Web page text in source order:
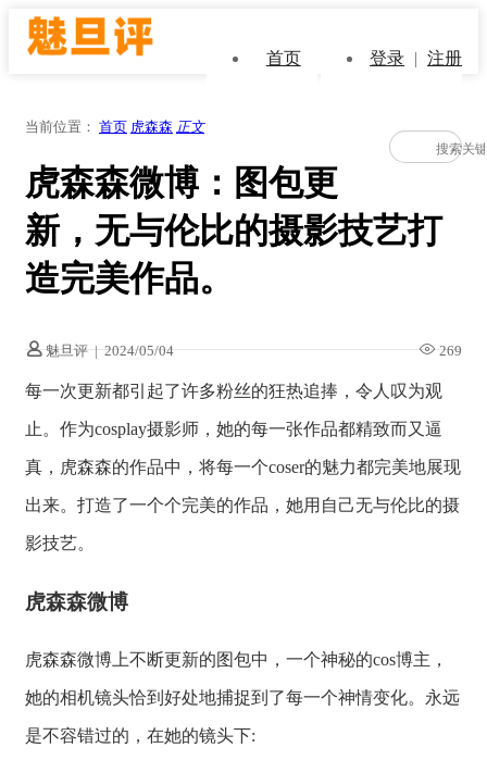
首页 登录 | 注册
当前位置： 首页 虎森森 正文
虎森森微博：图包更
新，无与伦比的摄影技艺打
造完美作品。
魅旦评 | 2024/05/04 269
每一次更新都引起了许多粉丝的狂热追捧，令人叹为观
止。作为cosplay摄影师，她的每一张作品都精致而又逼
真，虎森森的作品中，将每一个coser的魅力都完美地展现
出来。打造了一个个完美的作品，她用自己无与伦比的摄
影技艺。
虎森森微博
虎森森微博上不断更新的图包中，一个神秘的cos博主，
她的相机镜头恰到好处地捕捉到了每一个神情变化。永远
是不容错过的，在她的镜头下: